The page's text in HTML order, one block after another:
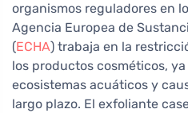
organismos reguladores en
Agencia Europea de
(ECHA) trabaja en la
los productos cosméticos,
ecosistemas acuáticos y
largo plazo. El exfoliante